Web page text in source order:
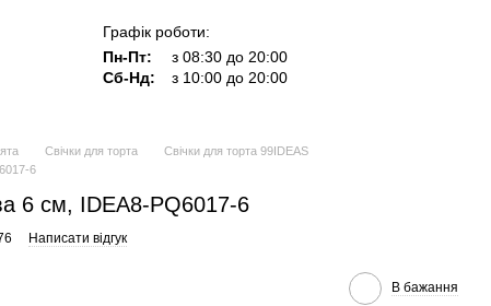
Графік роботи:
Пн-Пт:
з 08:30 до 20:00
Сб-Нд:
з 10:00 до 20:00
Свічки для торта
Свічки для торта 99IDEAS
6
6 см, IDEA8-PQ6017-6
Написати відгук
В бажання